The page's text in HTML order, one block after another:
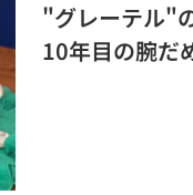
"グレーテル"
10年目の腕だ